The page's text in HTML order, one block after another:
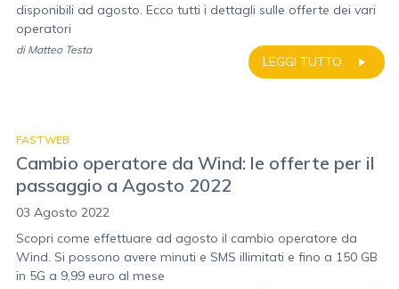
disponibili ad agosto. Ecco tutti i dettagli sulle offerte dei vari
operatori
LEGGI TUTTO
di Matteo Testa
FASTWEB
Cambio operatore da Wind: le offerte per il
passaggio a Agosto 2022
03 Agosto 2022
Scopri come effettuare ad agosto il cambio operatore da
Wind. Si possono avere minuti e SMS illimitati e fino a 150 GB
in 5G a 9,99 euro al mese